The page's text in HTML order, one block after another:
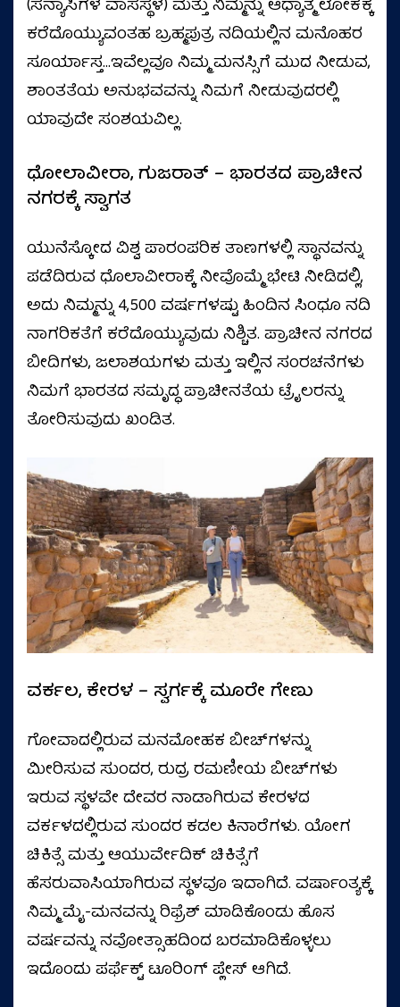
(ಸನ್ಯಾಸಿಗಳ ವಾಸಸ್ಥಳ) ಮತ್ತು ನಿಮ್ಮನ್ನು ಆಧ್ಯಾತ್ಮ ಲೋಕಕ್ಕೆ
ಕರೆದೊಯ್ಯುವಂತಹ ಬ್ರಹ್ಮಪುತ್ರ ನದಿಯಲ್ಲಿನ ಮನೊಹರ
ಸೂರ್ಯಾಸ್ತ...ಇವೆಲ್ಲವೂ ನಿಮ್ಮ ಮನಸ್ಸಿಗೆ ಮುದ ನೀಡುವ,
ಶಾಂತತೆಯ ಅನುಭವವನ್ನು ನಿಮಗೆ ನೀಡುವುದರಲ್ಲಿ
ಯಾವುದೇ ಸಂಶಯವಿಲ್ಲ.
ಧೋಲಾವೀರಾ, ಗುಜರಾತ್ – ಭಾರತದ ಪ್ರಾಚೀನ
ನಗರಕ್ಕೆ ಸ್ವಾಗತ
ಯುನೆಸ್ಕೋದ ವಿಶ್ವ ಪಾರಂಪರಿಕ ತಾಣಗಳಲ್ಲಿ ಸ್ಥಾನವನ್ನು
ಪಡೆದಿರುವ ಧೊಲಾವೀರಾಕ್ಕೆ ನೀವೊಮ್ಮೆ ಭೇಟಿ ನೀಡಿದಲ್ಲಿ,
ಅದು ನಿಮ್ಮನ್ನು 4,500 ವರ್ಷಗಳಷ್ಟು ಹಿಂದಿನ ಸಿಂಧೂ ನದಿ
ನಾಗರಿಕತೆಗೆ ಕರೆದೊಯ್ಯುವುದು ನಿಶ್ಚಿತ. ಪ್ರಾಚೀನ ನಗರದ
ಬೀದಿಗಳು, ಜಲಾಶಯಗಳು ಮತ್ತು ಇಲ್ಲಿನ ಸಂರಚನೆಗಳು
ನಿಮಗೆ ಭಾರತದ ಸಮೃದ್ಧ ಪ್ರಾಚೀನತೆಯ ಟ್ರೈಲರನ್ನು
ತೋರಿಸುವುದು ಖಂಡಿತ.
ವರ್ಕಲ, ಕೇರಳ – ಸ್ವರ್ಗಕ್ಕೆ ಮೂರೇ ಗೇಣು
ಗೋವಾದಲ್ಲಿರುವ ಮನಮೋಹಕ ಬೀಚ್‌ಗಳನ್ನು
ಮೀರಿಸುವ ಸುಂದರ, ರುದ್ರ ರಮಣೀಯ ಬೀಚ್‌ಗಳು
ಇರುವ ಸ್ಥಳವೇ ದೇವರ ನಾಡಾಗಿರುವ ಕೇರಳದ
ವರ್ಕಳದಲ್ಲಿರುವ ಸುಂದರ ಕಡಲ ಕಿನಾರೆಗಳು. ಯೋಗ
ಚಿಕಿತ್ಸೆ ಮತ್ತು ಆಯುರ್ವೇದಿಕ್ ಚಿಕಿತ್ಸೆಗೆ
ಹೆಸರುವಾಸಿಯಾಗಿರುವ ಸ್ಥಳವೂ ಇದಾಗಿದೆ. ವರ್ಷಾಂತ್ಯಕ್ಕೆ
ನಿಮ್ಮ ಮೈ-ಮನವನ್ನು ರಿಫ್ರೆಶ್ ಮಾಡಿಕೊಂಡು ಹೊಸ
ವರ್ಷವನ್ನು ನವೋತ್ಸಾಹದಿಂದ ಬರಮಾಡಿಕೊಳ್ಳಲು
ಇದೊಂದು ಪರ್ಫೆಕ್ಟ್ ಟೂರಿಂಗ್ ಪ್ಲೇಸ್ ಆಗಿದೆ.